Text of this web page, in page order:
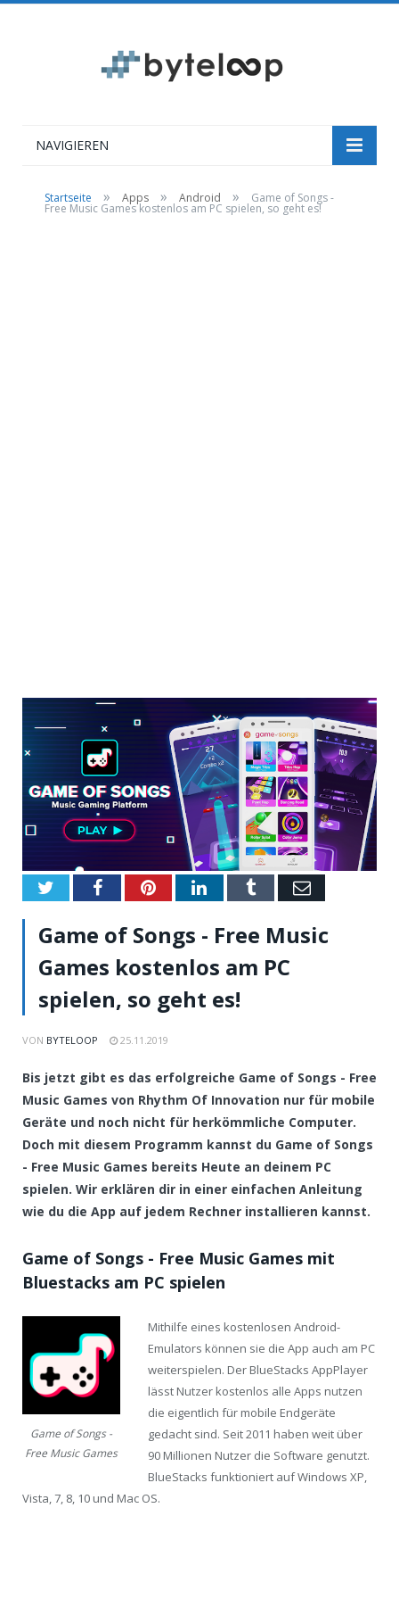
NAVIGIEREN
Startseite » Apps » Android » Game of Songs -
Free Music Games kostenlos am PC spielen, so geht es!
TwitterFacebookPinterestLinkedInTumblrEmail
Game of Songs - Free Music
Games kostenlos am PC
spielen, so geht es!
VON BYTELOOP 25.11.2019
Bis jetzt gibt es das erfolgreiche Game of Songs - Free
Music Games von Rhythm Of Innovation nur für mobile
Geräte und noch nicht für herkömmliche Computer.
Doch mit diesem Programm kannst du Game of Songs
- Free Music Games bereits Heute an deinem PC
spielen. Wir erklären dir in einer einfachen Anleitung
wie du die App auf jedem Rechner installieren kannst.
Game of Songs - Free Music Games mit
Bluestacks am PC spielen
Game of Songs -
Free Music Games
Mithilfe eines kostenlosen Android-
Emulators können sie die App auch am PC
weiterspielen. Der BlueStacks AppPlayer
lässt Nutzer kostenlos alle Apps nutzen
die eigentlich für mobile Endgeräte
gedacht sind. Seit 2011 haben weit über
90 Millionen Nutzer die Software genutzt.
BlueStacks funktioniert auf Windows XP,
Vista, 7, 8, 10 und Mac OS.